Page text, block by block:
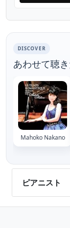
DISCOVER
あわせて聴
Mahoko Nakano
ピアニスト